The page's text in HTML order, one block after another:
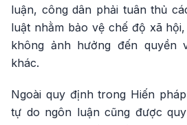
luận, công dân phải tuân thủ
luật nhằm bảo vệ chế độ xã
không ảnh hưởng đến quyền
khác.
Ngoài quy định trong Hiến
tự do ngôn luận cũng được